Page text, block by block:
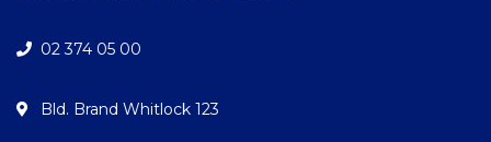
02 374 05 00
Bld. Brand Whitlock 123